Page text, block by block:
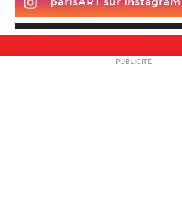
NEWSLETTER
PUBLICITÉ